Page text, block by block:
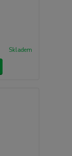
Skladem